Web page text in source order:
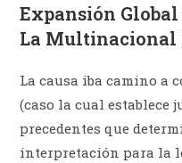
Expansión
La Multinacional
La causa iba camino a
(caso la cual establece
precedentes que
interpretación para la